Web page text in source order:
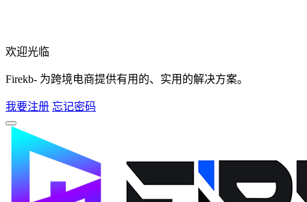
欢迎光临
Firekb- 为跨境电商提供有用的、实用的解决方案。
我要注册 忘记密码